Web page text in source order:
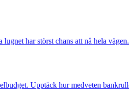
har störst chans att nå hela
Upptäck hur medveten